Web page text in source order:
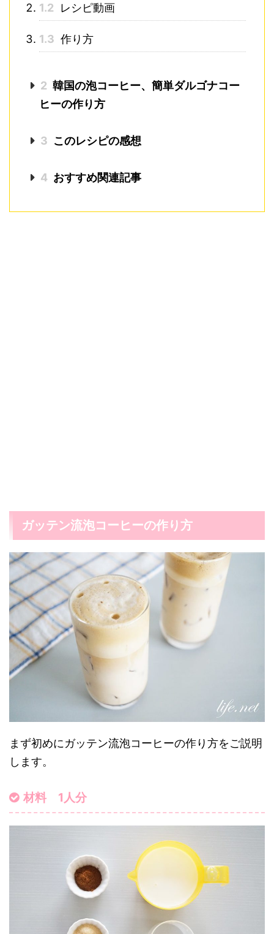
1.2 レシピ動画
1.3 作り方
2 韓国の泡コーヒー、簡単ダルゴナコー
ヒーの作り方
3 このレシピの感想
4 おすすめ関連記事
ガッテン流泡コーヒーの作り方
まず初めにガッテン流泡コーヒーの作り方をご説明
します。
材料 1人分